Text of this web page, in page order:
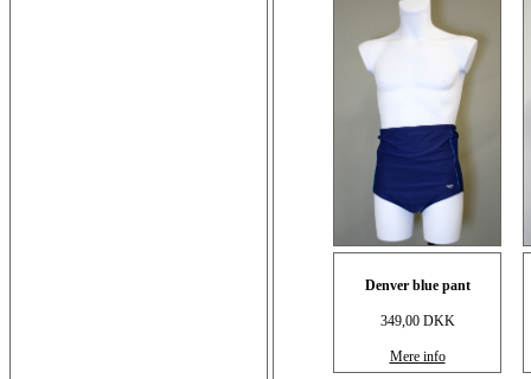
Denver blue pant
349,00 DKK
Mere info